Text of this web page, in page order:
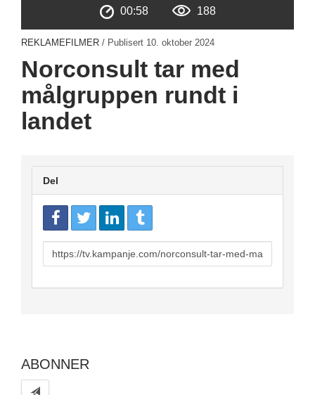
00:58 188
REKLAMEFILMER / Publisert 10. oktober 2024
Norconsult tar med
målgruppen rundt i
landet
Del
URL
to
ABONNER